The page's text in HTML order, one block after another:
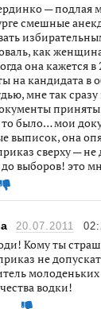
— подлая
смешные
как
она кажется в
на кандидата в
мне так
то было… мои
выписок, она
сверху — не
до выборов! это
20.07.2011
Кому ты
не
водки!